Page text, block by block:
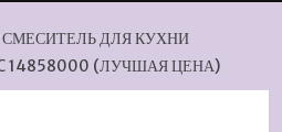
СМЕСИТЕЛЬ ДЛЯ КУХНИ
14858000 (ЛУЧШАЯ ЦЕНА)